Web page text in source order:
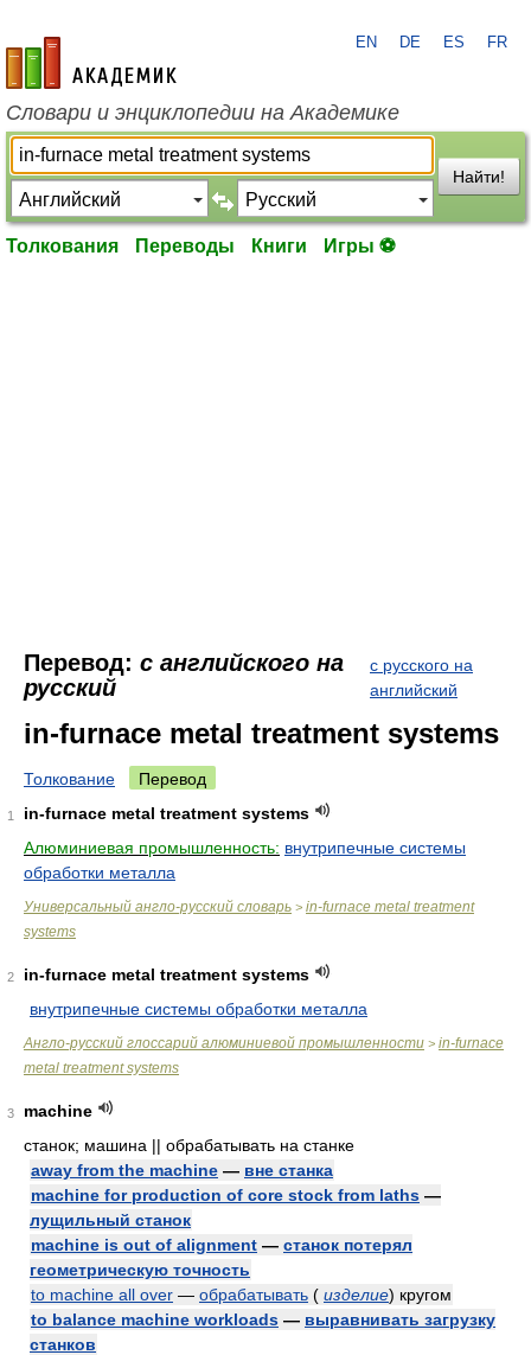
academic.ru
EN DE ES FR
Словари и энциклопедии на Академике
Найти!
Толкования Переводы Книги Игры ⚽
Перевод: с английского на
русский
с русского на
английский
in-furnace metal treatment systems
Толкование Перевод
1
in-furnace metal treatment systems
Алюминиевая промышленность: внутрипечные системы
обработки металла
Универсальный англо-русский словарь > in-furnace metal treatment
systems
2
in-furnace metal treatment systems
внутрипечные системы обработки металла
Англо-русский глоссарий алюминиевой промышленности > in-furnace
metal treatment systems
3
machine
станок; машина || обрабатывать на станке
away from the machine — вне станка
machine for production of core stock from laths —
лущильный станок
machine is out of alignment — станок потерял
геометрическую точность
to machine all over — обрабатывать ( изделие) кругом
to balance machine workloads — выравнивать загрузку
станков